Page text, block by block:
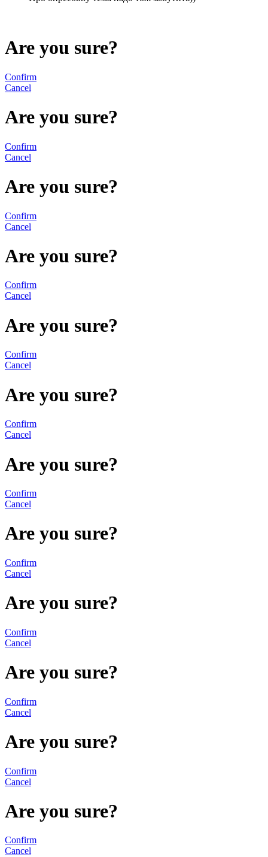
Are you sure?
Confirm
Cancel
Are you sure?
Confirm
Cancel
Are you sure?
Confirm
Cancel
Are you sure?
Confirm
Cancel
Are you sure?
Confirm
Cancel
Are you sure?
Confirm
Cancel
Are you sure?
Confirm
Cancel
Are you sure?
Confirm
Cancel
Are you sure?
Confirm
Cancel
Are you sure?
Confirm
Cancel
Are you sure?
Confirm
Cancel
Are you sure?
Confirm
Cancel